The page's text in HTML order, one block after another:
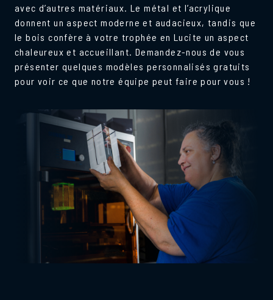
avec d’autres matériaux. Le métal et l’acrylique
donnent un aspect moderne et audacieux, tandis que
le bois confère à votre trophée en Lucite un aspect
chaleureux et accueillant. Demandez-nous de vous
présenter quelques modèles personnalisés gratuits
pour voir ce que notre équipe peut faire pour vous !